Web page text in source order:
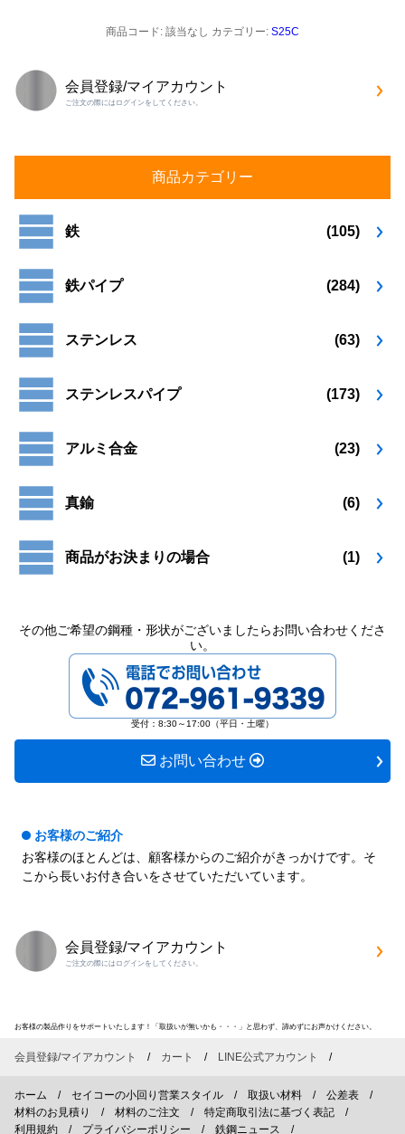
商品コード: 該当なし カテゴリー: S25C
会員登録/マイアカウント
ご注文の際にはログインをしてください。
商品カテゴリー
鉄 (105)
鉄パイプ (284)
ステンレス (63)
ステンレスパイプ (173)
アルミ合金 (23)
真鍮 (6)
商品がお決まりの場合 (1)
その他ご希望の鋼種・形状がございましたらお問い合わせくださ
い。
072-961-9339
受付：8:30～17:00（平日・土曜）
お問い合わせ
お客様のご紹介
お客様のほとんどは、顧客様からのご紹介がきっかけです。そ
こから長いお付き合いをさせていただいています。
会員登録/マイアカウント
ご注文の際にはログインをしてください。
お客様の製品作りをサポートいたします！「取扱いが無いかも・・・」と思わず、諦めずにお声かけください。
会員登録/マイアカウント カート LINE公式アカウント
ホーム セイコーの小回り営業スタイル 取扱い材料
公差表
材料のお見積り
材料のご注文
特定商取引法に基づく表記
利用規約
プライバシーポリシー 鉄鋼ニュース